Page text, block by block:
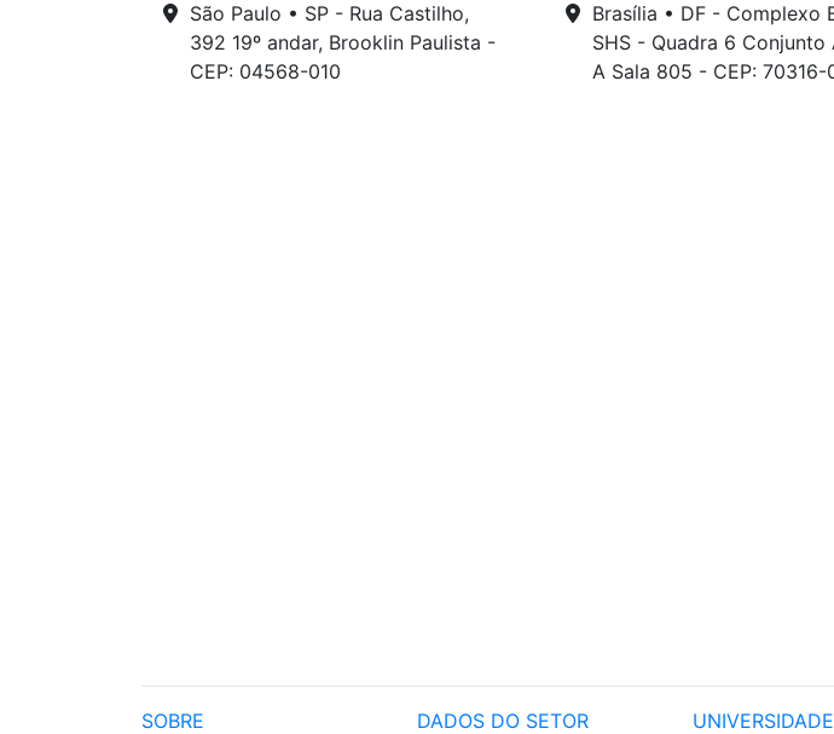
São Paulo • SP - Rua Castilho,
392 19º andar, Brooklin Paulista -
CEP: 04568-010
Brasília • DF - Complexo
SHS - Quadra 6 Conjunto
A Sala 805 - CEP: 70316-
SOBRE
DADOS DO SETOR
UNIVERSIDADE